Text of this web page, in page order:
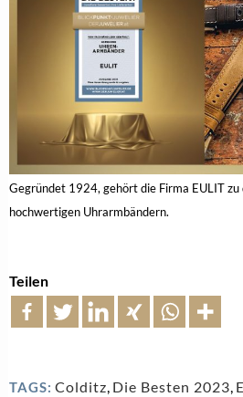
Gegründet 1924, gehört die Firma EULIT
hochwertigen Uhrarmbändern.
Teilen
TAGS: Colditz, Die Besten 2023,